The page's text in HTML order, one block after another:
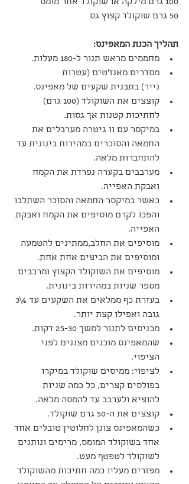
100 גרם מילקה או שוקולד אחר מומס
50 גרם שוקולד קצוץ גס
תהליך הכנת המאפינס:
מחממים מראש תנור ל-180 מעלות.
מסדרים מאנז'טים (עטרות
נייר) בתבנית שקעים של מאפינס.
קוצצים את השוקולד (100 גרם)
לחתיכות קטנות אך גסות.
במיקסר עם וו גיטרה מערבלים את
החמאה והסוכרים במהירות בינונית עד
להתחברות מלאה.
מערבבים בקערה נפרדת את הקמח
ואבקת האפייה.
כאשר במיקסר החמאה והסוכר השתלבו
והפכו לקרם מוסיפים את הקמח ואבקת
האפייה.
מוסיפים את החלב,ממתינים להטמעה
ומוסיפים את הביצים אחת אחת.
מוסיפים את השוקולד הקצוץ ומרבבים
מספר שניות במהירות בינונית.
גובה ואפילו קצת יותר.
מכניסים לתנור למשך 25-30 דקות.
שהמאפינס מוכנים מצננים לפני
הציפוי.
לציפוי: ממיסים שוקולד במיקרו
בפולסים קצרים, כל כמה שניות
להוציא ולערבב עד להמסה מלאה.
קוצצים את ה-50 גרם שוקולד.
כשהמאפינס צונן לחלוטין טובלים אחד
אחד בשוקולד המומס, מרימים ונותנים
לשוקולד לטפטף מעט.
מפזרים מעליו כמה חתיכות מהשוקולד